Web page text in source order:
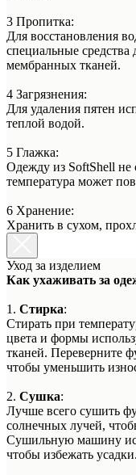
3 Пропитка:
Для восстановления
специальные средства
мембранных тканей.
4 Загрязнения:
Для удаления пятен
теплой водой.
5 Глажка:
Одежду из SoftShell не
температура может
6 Хранение:
Хранить в сухом,
Уход за изделием
Как ухаживать за
1. Стирка:
Стирать при
цвета и формы
тканей. Переверните
чтобы уменьшить
2. Сушка:
Лучше всего сушить
солнечных лучей,
Сушильную машину
чтобы избежать усадки.